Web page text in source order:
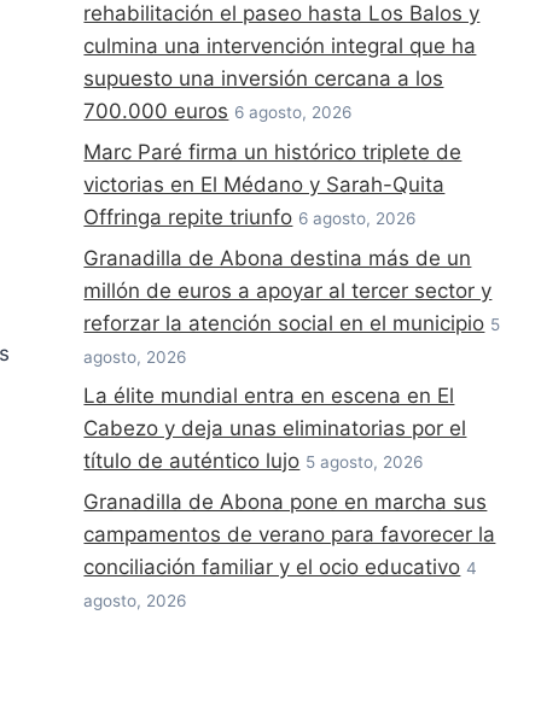
rehabilitación el paseo hasta Los Balos y
culmina una intervención integral que ha
supuesto una inversión cercana a los
700.000 euros 6 agosto, 2026
Marc Paré firma un histórico triplete de
victorias en El Médano y Sarah-Quita
Offringa repite triunfo 6 agosto, 2026
Granadilla de Abona destina más de un
millón de euros a apoyar al tercer sector y
reforzar la atención social en el municipio 5
agosto, 2026
La élite mundial entra en escena en El
Cabezo y deja unas eliminatorias por el
título de auténtico lujo 5 agosto, 2026
Granadilla de Abona pone en marcha sus
campamentos de verano para favorecer la
conciliación familiar y el ocio educativo 4
agosto, 2026